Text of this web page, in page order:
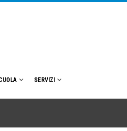
SERVIZI